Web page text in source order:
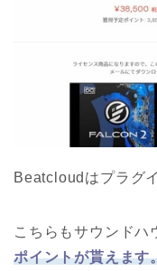
Beatcloudはプラグ
こちらもサウンドハ
ポイントが貰えます